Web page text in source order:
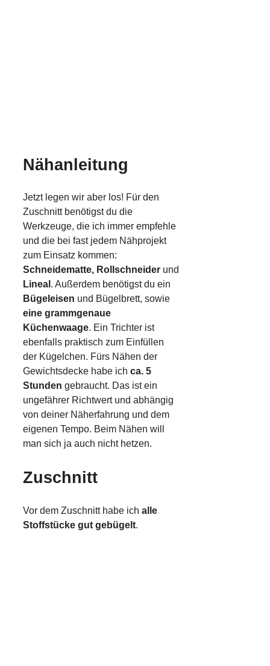
Nähanleitung
Jetzt legen wir aber los! Für den
Zuschnitt benötigst du die
Werkzeuge, die ich immer empfehle
und die bei fast jedem Nähprojekt
zum Einsatz kommen:
Schneidematte, Rollschneider und
Lineal . Außerdem benötigst du ein
Bügeleisen und Bügelbrett, sowie
eine grammgenaue
Küchenwaage. Ein Trichter ist
ebenfalls praktisch zum Einfüllen
der Kügelchen. Fürs Nähen der
Gewichtsdecke habe ich ca. 5
Stunden gebraucht. Das ist ein
ungefährer Richtwert und abhängig
von deiner Näherfahrung und dem
eigenen Tempo. Beim Nähen will
man sich ja auch nicht hetzen.
Zuschnitt
Vor dem Zuschnitt habe ich alle
Stoffstücke gut gebügelt.